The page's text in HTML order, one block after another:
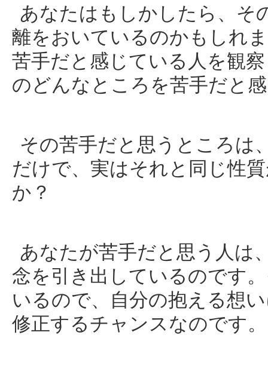
あなたはもしかしたら、そ
離をおいているのかもしれ
苦手だと感じている人を観
のどんなところを苦手だと
その苦手だと思うところは
だけで、実はそれと同じ性
か？
あなたが苦手だと思う人は
念を引き出しているのです
いるので、自分の抱える想
修正するチャンスなのです。